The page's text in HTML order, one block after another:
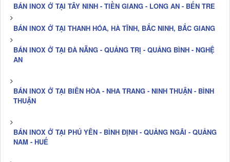
BÁN INOX Ở TẠI TÂY NINH - TIỀN GIANG - LONG AN - BẾN TRE
BÁN INOX Ở TẠI THANH HÓA, HÀ TĨNH, BẮC NINH, BẮC GIANG
BÁN INOX Ở TẠI ĐÀ NẴNG - QUẢNG TRỊ - QUẢNG BÌNH - NGHỆ
AN
BÁN INOX Ở TẠI BIÊN HÒA - NHA TRANG - NINH THUẬN - BÌNH
THUẬN
BÁN INOX Ở TẠI PHÚ YÊN - BÌNH ĐỊNH - QUẢNG NGÃI - QUẢNG
NAM - HUẾ